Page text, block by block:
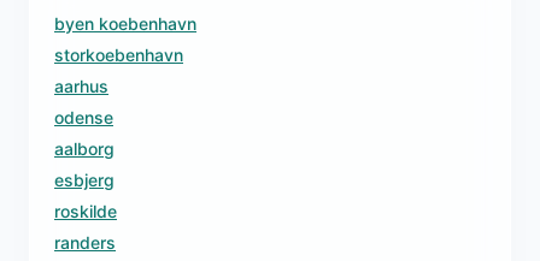
byen koebenhavn
storkoebenhavn
aarhus
odense
aalborg
esbjerg
roskilde
randers